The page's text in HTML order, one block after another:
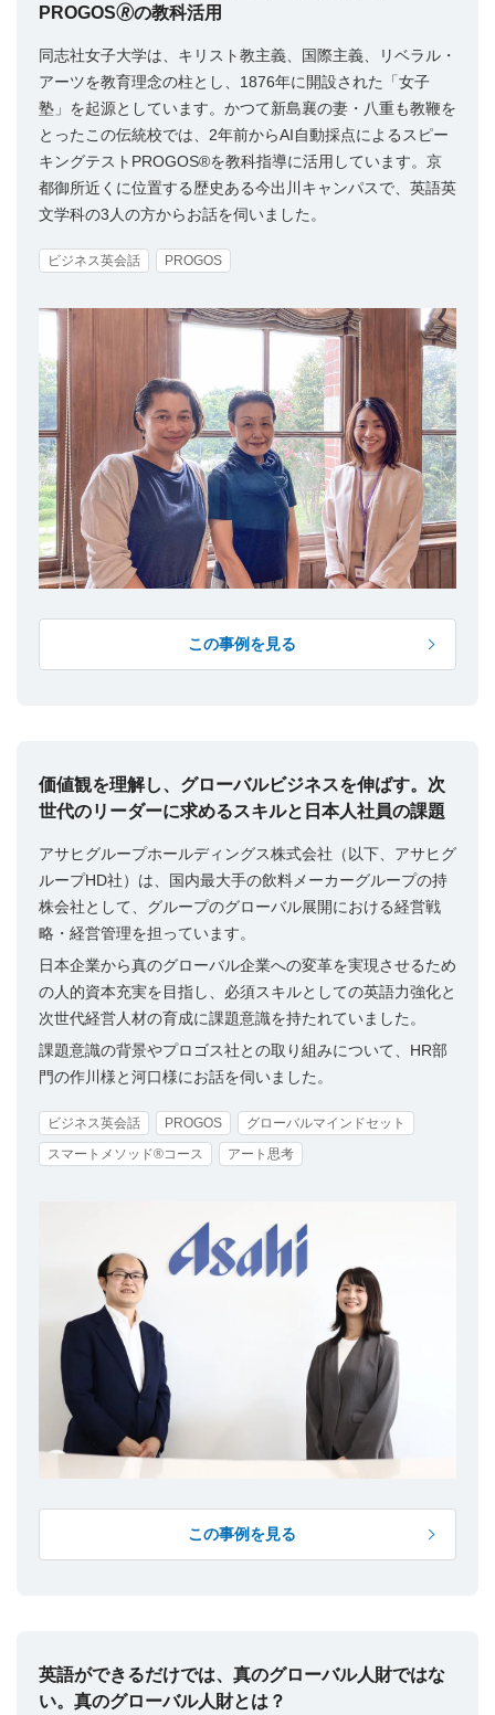
PROGOS🄬の教科活用
同志社女子大学は、キリスト教主義、国際主義、リベラル・
アーツを教育理念の柱とし、1876年に開設された「女子
塾」を起源としています。かつて新島襄の妻・八重も教鞭を
とったこの伝統校では、2年前からAI自動採点によるスピー
キングテストPROGOS®を教科指導に活用しています。京
都御所近くに位置する歴史ある今出川キャンパスで、英語英
文学科の3人の方からお話を伺いました。
ビジネス英会話 PROGOS
この事例を見る
価値観を理解し、グローバルビジネスを伸ばす。次
世代のリーダーに求めるスキルと日本人社員の課題
アサヒグループホールディングス株式会社（以下、アサヒグ
ループHD社）は、国内最大手の飲料メーカーグループの持
株会社として、グループのグローバル展開における経営戦
略・経営管理を担っています。
日本企業から真のグローバル企業への変革を実現させるため
の人的資本充実を目指し、必須スキルとしての英語力強化と
次世代経営人材の育成に課題意識を持たれていました。
課題意識の背景やプロゴス社との取り組みについて、HR部
門の作川様と河口様にお話を伺いました。
ビジネス英会話 PROGOS
グローバルマインドセット
スマートメソッド®コース
アート思考
この事例を見る
英語ができるだけでは、真のグローバル人財ではな
い。真のグローバル人財とは？